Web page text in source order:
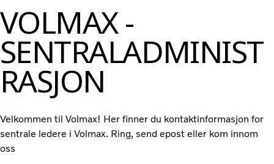
VOLMAX -
SENTRALADMINIST
RASJON
Velkommen til Volmax! Her finner du kontaktinformasjon for
sentrale ledere i Volmax. Ring, send epost eller kom innom
oss